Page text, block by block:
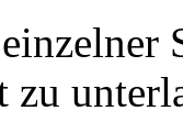
zu